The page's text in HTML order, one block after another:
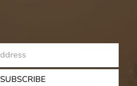
SUBSCRIBE